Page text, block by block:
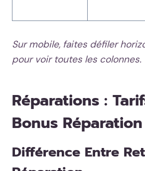
Sur mobile, faites défiler
pour voir toutes les colonnes.
Réparations :
Bonus Réparation
Différence Entre